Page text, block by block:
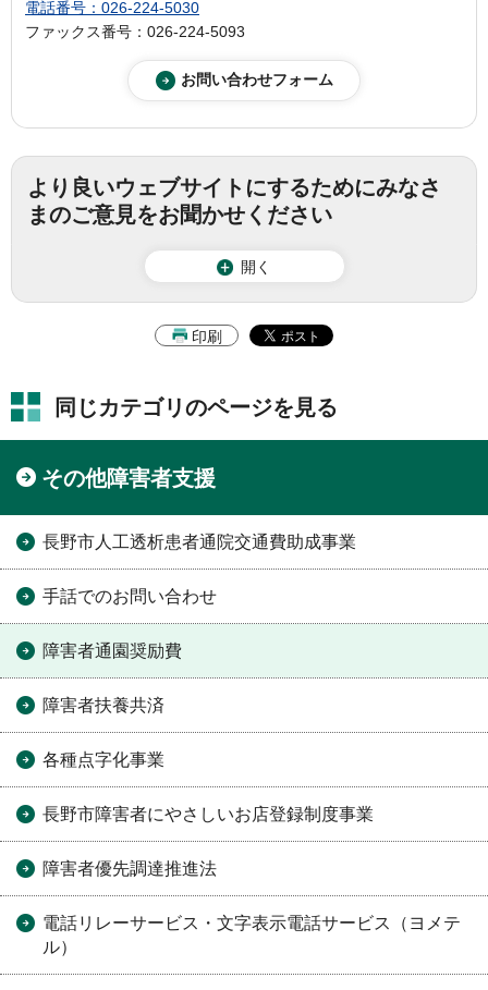
電話番号：026-224-5030
ファックス番号：026-224-5093
より良いウェブサイトにするためにみなさ
まのご意見をお聞かせください
開く
印刷
同じカテゴリのページを見る
その他障害者支援
長野市人工透析患者通院交通費助成事業
手話でのお問い合わせ
障害者通園奨励費
障害者扶養共済
各種点字化事業
長野市障害者にやさしいお店登録制度事業
障害者優先調達推進法
電話リレーサービス・文字表示電話サービス（ヨメテ
ル）